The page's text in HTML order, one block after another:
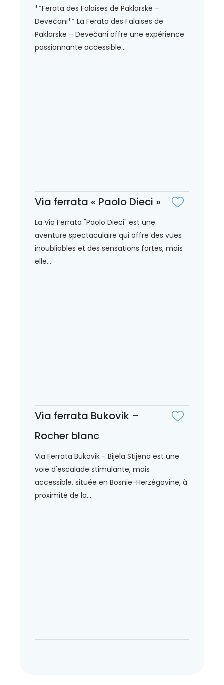
**Ferata des Falaises de Paklarske –
Devečani** La Ferata des Falaises de
Paklarske – Devečani offre une expérience
passionnante accessible...
Via ferrata « Paolo Dieci »
La Via Ferrata "Paolo Dieci" est une
aventure spectaculaire qui offre des vues
inoubliables et des sensations fortes, mais
elle...
Via ferrata Bukovik –
Rocher blanc
Via Ferrata Bukovik - Bijela Stijena est une
voie d'escalade stimulante, mais
accessible, située en Bosnie-Herzégovine, à
proximité de la...